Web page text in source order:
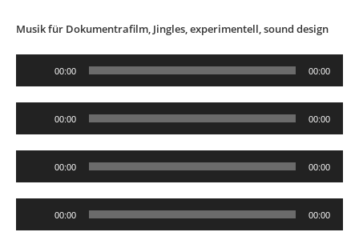
Musik für Dokumentrafilm, Jingles, experimentell, sound design
00:00 00:00
00:00 00:00
00:00 00:00
00:00 00:00